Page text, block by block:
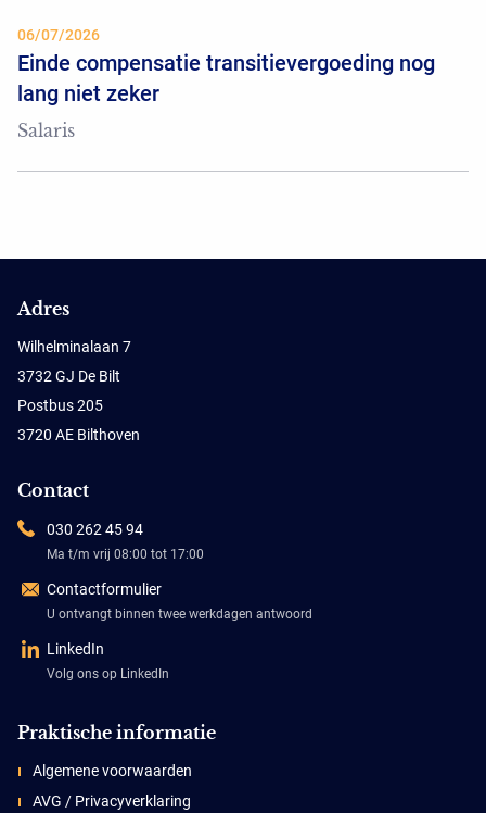
06/07/2026
Einde compensatie transitievergoeding nog
lang niet zeker
Salaris
Adres
Wilhelminalaan 7
3732 GJ De Bilt
Postbus 205
3720 AE Bilthoven
Contact
030 262 45 94
Ma t/m vrij 08:00 tot 17:00
Contactformulier
U ontvangt binnen twee werkdagen antwoord
LinkedIn
Volg ons op LinkedIn
Praktische informatie
Algemene voorwaarden
AVG / Privacyverklaring